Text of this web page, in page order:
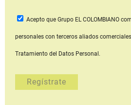
Acepto que Grupo EL COLOMBIANO
personales con terceros aliados comerciales
Tratamiento del Datos Personal.